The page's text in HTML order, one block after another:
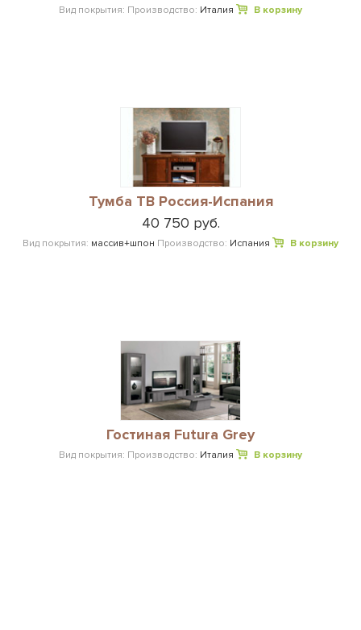
Вид покрытия: Производство: Италия В корзину
Тумба ТВ Россия-Испания
40 750 руб.
Вид покрытия: массив+шпон Производство: Испания В корзину
Гостиная Futura Grey
Вид покрытия: Производство: Италия В корзину